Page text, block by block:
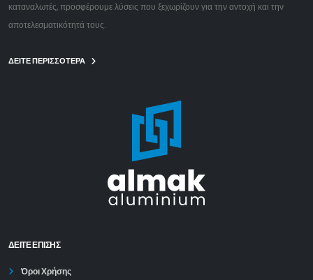
καταναλωτές, προσφέρουμε λύσεις που ξεχωρίζουν για την αντοχή και την
αποτελεσματικότητά τους.
ΔΕΙΤΕ ΠΕΡΙΣΣΟΤΕΡΑ
ΔΕΊΤΕ ΕΠΙΣΗΣ
Όροι Χρήσης